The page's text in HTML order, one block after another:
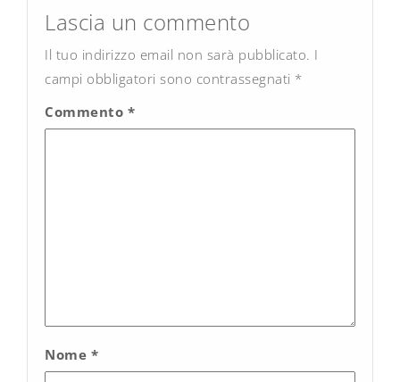
navigation
Lascia un commento
Il tuo indirizzo email non sarà pubblicato. I
campi obbligatori sono contrassegnati *
Commento *
Nome *